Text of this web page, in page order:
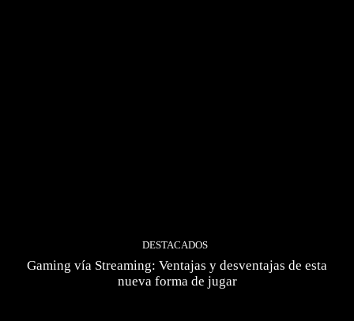
DESTACADOS
Gaming vía Streaming: Ventajas y desventajas de esta
nueva forma de jugar